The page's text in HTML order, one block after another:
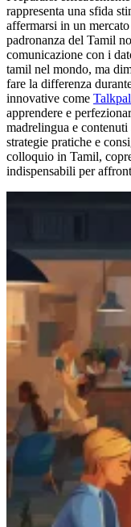
rappresenta una sfida
affermarsi in un
padronanza del Tamil
comunicazione con i
tamil nel mondo, ma
fare la differenza
innovative come Talkpal
apprendere e
madrelingua e
strategie pratiche e
colloquio in Tamil,
indispensabili per